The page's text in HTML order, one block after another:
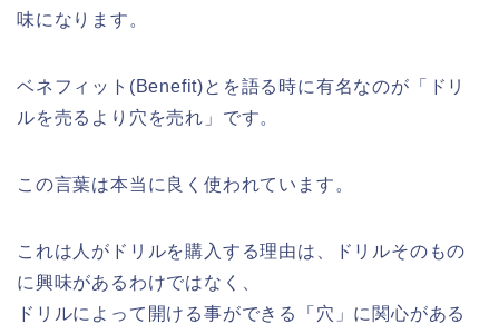
味になります。
ベネフィット(Benefit)とを語る時に有名なのが「ドリ
ルを売るより穴を売れ」です。
この言葉は本当に良く使われています。
これは人がドリルを購入する理由は、ドリルそのもの
に興味があるわけではなく、
ドリルによって開ける事ができる「穴」に関心がある